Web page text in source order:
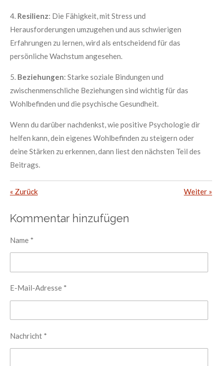
4. Resilienz: Die Fähigkeit, mit Stress und
Herausforderungen umzugehen und aus schwierigen
Erfahrungen zu lernen, wird als entscheidend für das
persönliche Wachstum angesehen.
5. Beziehungen: Starke soziale Bindungen und
zwischenmenschliche Beziehungen sind wichtig für das
Wohlbefinden und die psychische Gesundheit.
Wenn du darüber nachdenkst, wie positive Psychologie dir
helfen kann, dein eigenes Wohlbefinden zu steigern oder
deine Stärken zu erkennen, dann liest den nächsten Teil des
Beitrags.
« Zurück Weiter »
Kommentar hinzufügen
Name *
E-Mail-Adresse *
Nachricht *